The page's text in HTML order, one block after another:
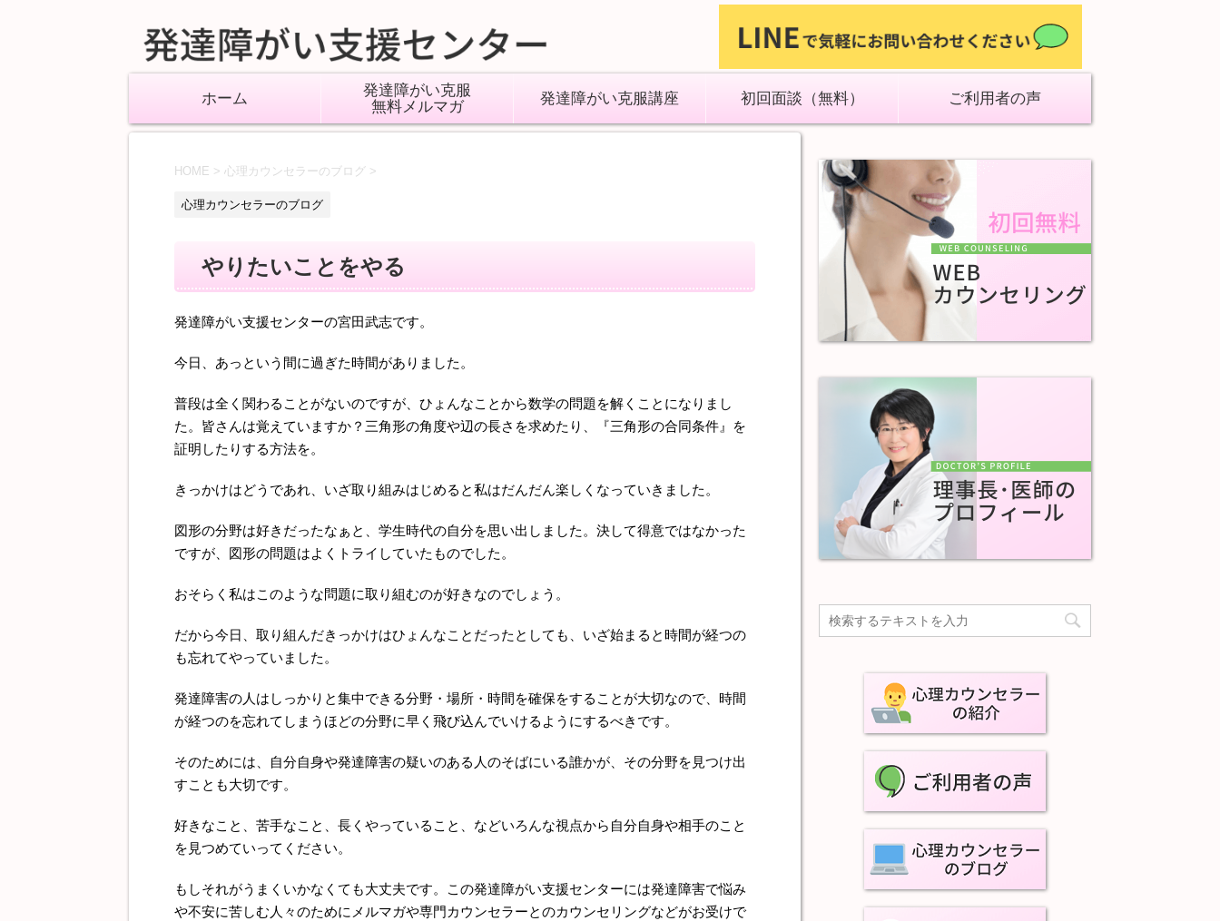
ホーム
発達障がい克服
無料メルマガ
発達障がい克服講座 初回面談（無料） ご利用者の声
HOME > 心理カウンセラーのブログ >
心理カウンセラーのブログ
やりたいことをやる
発達障がい支援センターの宮田武志です。
今日、あっという間に過ぎた時間がありました。
普段は全く関わることがないのですが、ひょんなことから数学の問題を解くことになりまし
た。皆さんは覚えていますか？三角形の角度や辺の長さを求めたり、『三角形の合同条件』を
証明したりする方法を。
きっかけはどうであれ、いざ取り組みはじめると私はだんだん楽しくなっていきました。
図形の分野は好きだったなぁと、学生時代の自分を思い出しました。決して得意ではなかった
ですが、図形の問題はよくトライしていたものでした。
おそらく私はこのような問題に取り組むのが好きなのでしょう。
だから今日、取り組んだきっかけはひょんなことだったとしても、いざ始まると時間が経つの
も忘れてやっていました。
発達障害の人はしっかりと集中できる分野・場所・時間を確保をすることが大切なので、時間
が経つのを忘れてしまうほどの分野に早く飛び込んでいけるようにするべきです。
そのためには、自分自身や発達障害の疑いのある人のそばにいる誰かが、その分野を見つけ出
すことも大切です。
好きなこと、苦手なこと、長くやっていること、などいろんな視点から自分自身や相手のこと
を見つめていってください。
もしそれがうまくいかなくても大丈夫です。この発達障がい支援センターには発達障害で悩み
や不安に苦しむ人々のためにメルマガや専門カウンセラーとのカウンセリングなどがお受けで